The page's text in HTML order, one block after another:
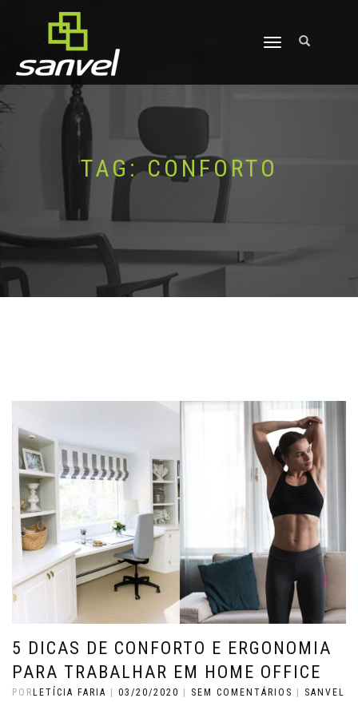
ALTERNAR
TAG:CONFORTO
5 DICAS DE CONFORTO E ERGONOMIA
PARA TRABALHAR EM HOME OFFICE
PORLETÍCIA FARIA | 03/20/2020 | SEM COMENTÁRIOS | SANVEL